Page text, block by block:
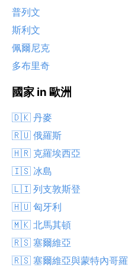
普列文
斯利文
佩爾尼克
多布里奇
國家 in 歐洲
🇩🇰 丹麥
🇷🇺 俄羅斯
🇭🇷 克羅埃西亞
🇮🇸 冰島
🇱🇮 列支敦斯登
🇭🇺 匈牙利
🇲🇰 北馬其頓
🇷🇸 塞爾維亞
🇷🇸 塞爾維亞與蒙特內哥羅